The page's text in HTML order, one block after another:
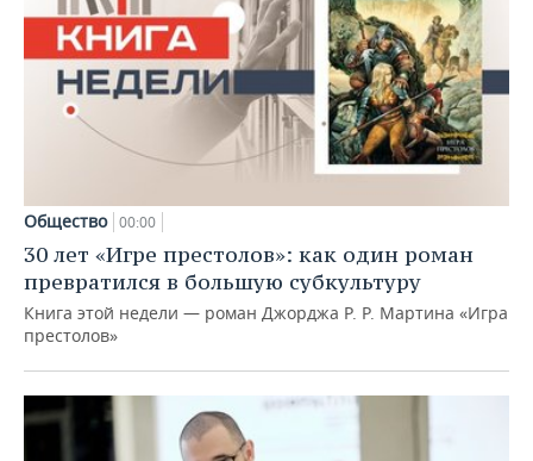
Общество 00:00
30 лет «Игре престолов»: как один роман
превратился в большую субкультуру
Книга этой недели — роман Джорджа Р. Р. Мартина «Игра
престолов»